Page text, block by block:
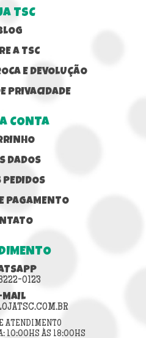
TSC
A TSC
E DEVOLUÇÃO
PRIVACIDADE
CONTA
DADOS
PEDIDOS
PAGAMENTO
0123
MAIL
ATENDIMENTO
10:00HS ÀS 18:00HS